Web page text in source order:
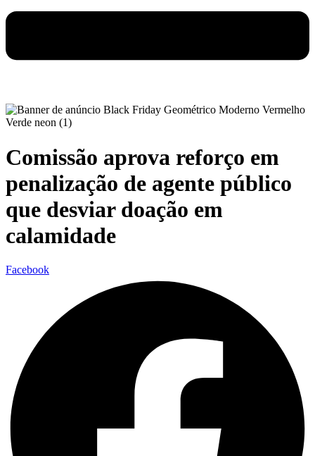
Comissão aprova reforço em
penalização de agente público
que desviar doação em
calamidade
Facebook